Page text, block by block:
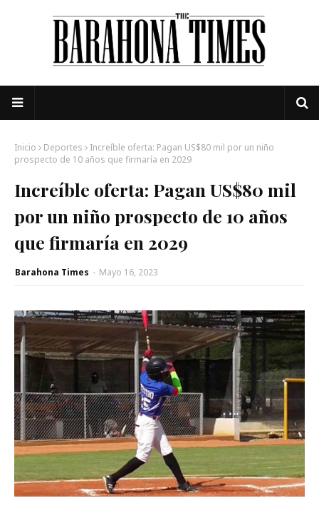
Inicio Deportes
Increíble oferta: Pagan US$80 mil por un niño
prospecto de 10 años que firmaría en 2029
Increíble oferta: Pagan US$80 mil
por un niño prospecto de 10 años
que firmaría en 2029
Barahona Times - Mayo 16, 2023